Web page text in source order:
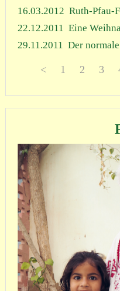
16.03.2012 Ruth-Pfau-
22.12.2011 Eine
29.11.2011 Der
< 1 2 3